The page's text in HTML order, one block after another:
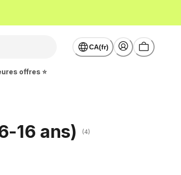
CA(fr)
offres ⭐
16 ans) (4)